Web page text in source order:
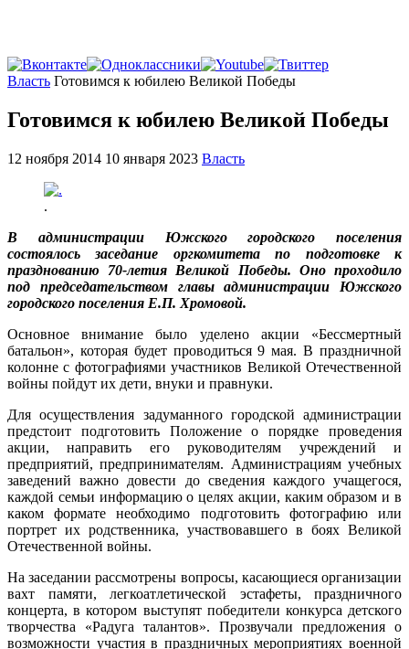
Главная
Власть Готовимся к юбилею Великой Победы
Готовимся к юбилею Великой Победы
12 ноября 2014 10 января 2023 Власть
.
В администрации Южского городского поселения
состоялось заседание оргкомитета по подготовке к
празднованию 70-летия Великой Победы. Оно проходило
под председательством главы администрации Южского
городского поселения Е.П. Хромовой.
Основное внимание было уделено акции «Бессмертный
батальон», которая будет проводиться 9 мая. В праздничной
колонне с фотографиями участников Великой Отечественной
войны пойдут их дети, внуки и правнуки.
Для осуществления задуманного городской администрации
предстоит подготовить Положение о порядке проведения
акции, направить его руководителям учреждений и
предприятий, предпринимателям. Администрациям учебных
заведений важно довести до сведения каждого учащегося,
каждой семьи информацию о целях акции, каким образом и в
каком формате необходимо подготовить фотографию или
портрет их родственника, участвовавшего в боях Великой
Отечественной войны.
На заседании рассмотрены вопросы, касающиеся организации
вахт памяти, легкоатлетической эстафеты, праздничного
концерта, в котором выступят победители конкурса детского
творчества «Радуга талантов». Прозвучали предложения о
возможности участия в праздничных мероприятиях военной